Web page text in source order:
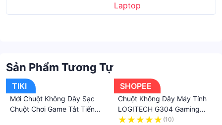
Laptop
Sản Phẩm Tương Tự
TIKI
Mới Chuột Không Dây Sạc
Chuột Chơi Game Tắt Tiếng
SHOPEE
Chuột Không Dây Máy Tính
LOGITECH G304 Gaming
Led Chuột Vi Tính
(10)